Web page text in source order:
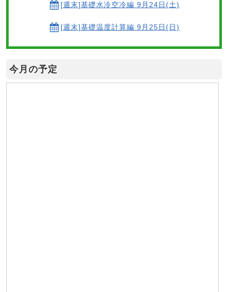
[週末]基礎水冷空冷編 9月24日(土)
[週末]基礎温度計算編 9月25日(日)
今月の予定